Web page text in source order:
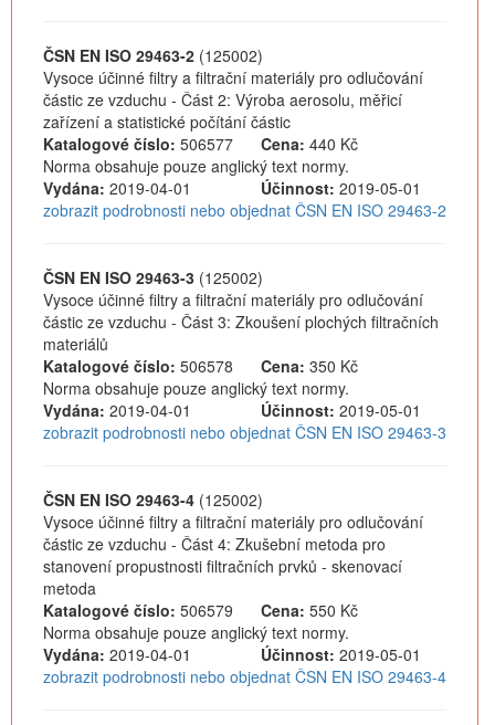
ČSN EN ISO 29463-2 (125002)
Vysoce účinné filtry a filtrační materiály pro odlučování
částic ze vzduchu - Část 2: Výroba aerosolu, měřicí
zařízení a statistické počítání částic
Katalogové číslo: 506577 Cena: 440 Kč
Norma obsahuje pouze anglický text normy.
Vydána: 2019-04-01 Účinnost: 2019-05-01
zobrazit podrobnosti nebo objednat ČSN EN ISO 29463-2
ČSN EN ISO 29463-3 (125002)
Vysoce účinné filtry a filtrační materiály pro odlučování
částic ze vzduchu - Část 3: Zkoušení plochých filtračních
materiálů
Katalogové číslo: 506578 Cena: 350 Kč
Norma obsahuje pouze anglický text normy.
Vydána: 2019-04-01 Účinnost: 2019-05-01
zobrazit podrobnosti nebo objednat ČSN EN ISO 29463-3
ČSN EN ISO 29463-4 (125002)
Vysoce účinné filtry a filtrační materiály pro odlučování
částic ze vzduchu - Část 4: Zkušební metoda pro
stanovení propustnosti filtračních prvků - skenovací
metoda
Katalogové číslo: 506579 Cena: 550 Kč
Norma obsahuje pouze anglický text normy.
Vydána: 2019-04-01 Účinnost: 2019-05-01
zobrazit podrobnosti nebo objednat ČSN EN ISO 29463-4